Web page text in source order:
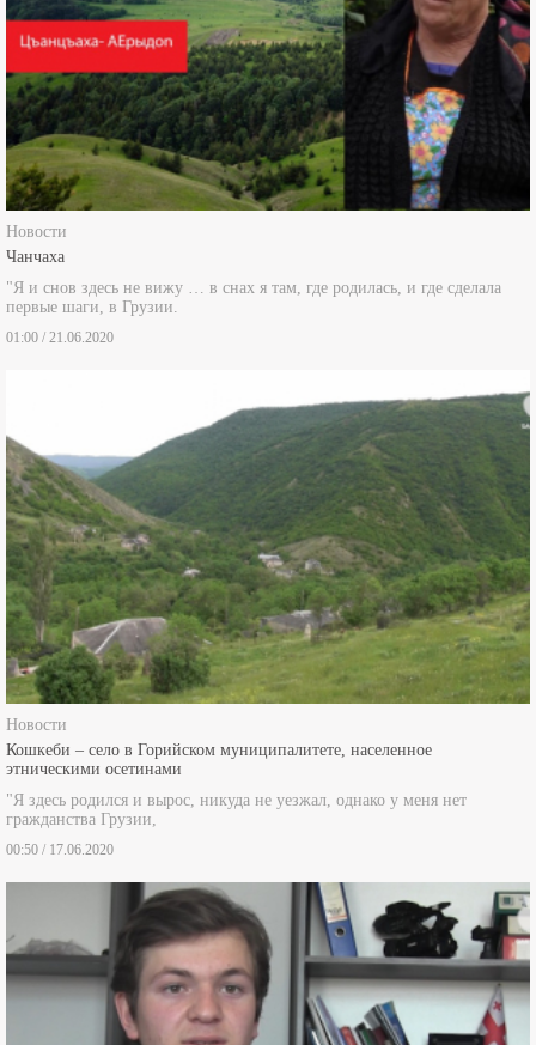
Новости
Чанчаха
первые шаги, в Грузии.
01:00 / 21.06.2020
Новости
Кошкеби – село в Горийском муниципалитете, населенное
этническими осетинами
"Я здесь родился и вырос, никуда не уезжал, однако у меня нет
гражданства Грузии,
00:50 / 17.06.2020